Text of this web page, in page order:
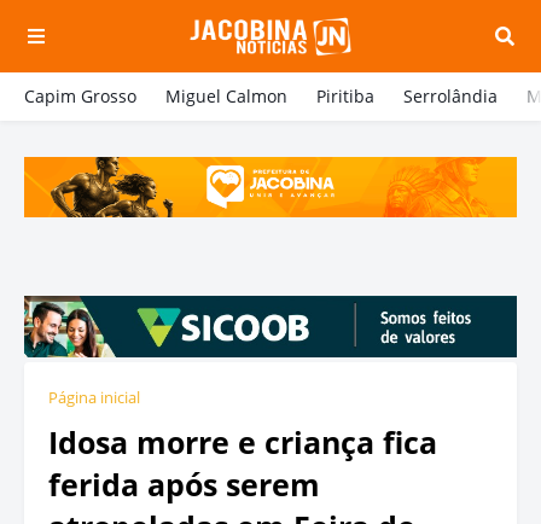
Capim Grosso Miguel Calmon Piritiba Serrolândia
Página inicial
Idosa morre e criança fica
ferida após serem